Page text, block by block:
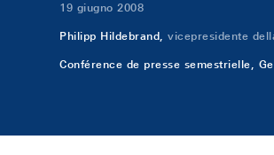
19 giugno 2008
Philipp Hildebrand, vicepresidente
Conférence de presse semestrielle,